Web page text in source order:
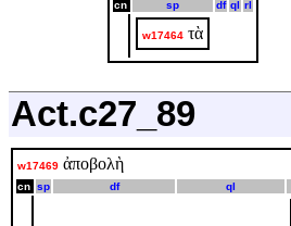
cn sp df ql rl
w17464 τὰ
Act.c27_89
w17469 ἀποβολὴ
cn sp df ql